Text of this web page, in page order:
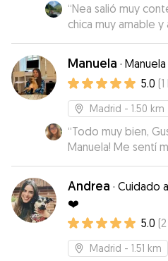
“Nea salió muy
chica muy amable
encantan los
mandara fotos y
recomendable.”
Manuela · Manuela
5.0 (1
Madrid - 1.50 km
“Todo muy bien,
Manuela! Me sentí
momento, repetiré!
Andrea · Cuidado
❤️
5.0 (2
Madrid - 1.51 km